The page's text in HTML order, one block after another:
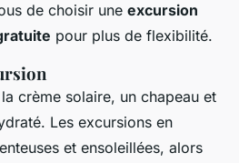
de choisir une excursion
pour plus de flexibilité.
crème solaire, un chapeau et
Les excursions en
et ensoleillées, alors